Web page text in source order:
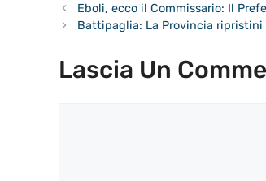
Eboli, ecco il Commissario: Il
Battipaglia: La Provincia ripristini
Lascia Un